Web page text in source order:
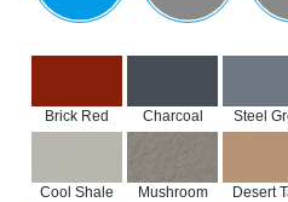
Brick Red Charcoal Steel
Cool Shale Mushroom Desert